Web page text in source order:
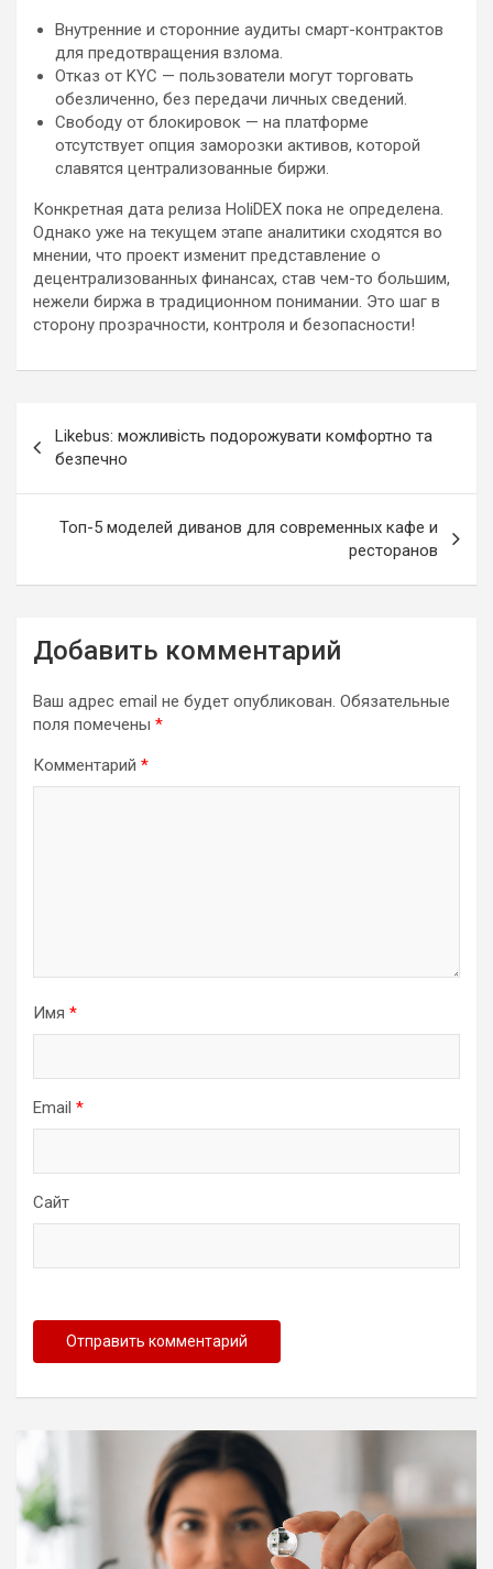
Внутренние и сторонние аудиты смарт-контрактов
для предотвращения взлома.
Отказ от KYC — пользователи могут торговать
обезличенно, без передачи личных сведений.
Свободу от блокировок — на платформе
отсутствует опция заморозки активов, которой
славятся централизованные биржи.
Конкретная дата релиза HoliDEX пока не определена.
Однако уже на текущем этапе аналитики сходятся во
мнении, что проект изменит представление о
децентрализованных финансах, став чем-то большим,
нежели биржа в традиционном понимании. Это шаг в
сторону прозрачности, контроля и безопасности!
по
записям
Likebus: можливість подорожувати комфортно та
безпечно
Топ-5 моделей диванов для современных кафе и
ресторанов
Добавить комментарий
Ваш адрес email не будет опубликован. Обязательные
поля помечены *
Комментарий *
Имя *
Email *
Сайт